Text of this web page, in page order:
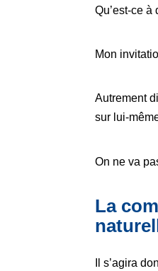
Qu’est-ce à
Mon
Autrement
sur lui-
On ne va
La
Il s’agira